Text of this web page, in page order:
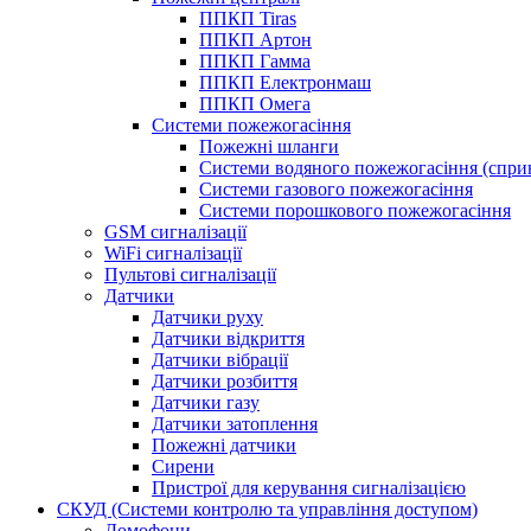
ППКП Tiras
ППКП Артон
ППКП Гамма
ППКП Електронмаш
ППКП Омега
Системи пожежогасіння
Пожежні шланги
Системи водяного пожежогасіння
Системи газового пожежогасіння
Системи порошкового пожежогасіння
GSM сигналізації
WiFi сигналізації
Пультові сигналізації
Датчики
Датчики руху
Датчики відкриття
Датчики вібрації
Датчики розбиття
Датчики газу
Датчики затоплення
Пожежні датчики
Сирени
Пристрої для керування сигналізацією
СКУД (Системи контролю та управління доступом)